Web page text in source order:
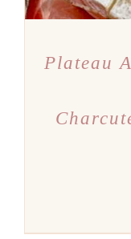
Plateau